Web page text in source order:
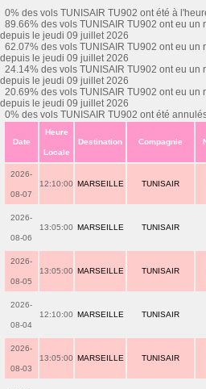
0% des vols TUNISAIR TU902 ont été à
89.66% des vols TUNISAIR TU902 ont eu un
depuis le jeudi 09 juillet 2026
62.07% des vols TUNISAIR TU902 ont eu un
depuis le jeudi 09 juillet 2026
24.14% des vols TUNISAIR TU902 ont eu un
depuis le jeudi 09 juillet 2026
20.69% des vols TUNISAIR TU902 ont eu un
depuis le jeudi 09 juillet 2026
0% des vols TUNISAIR TU902 ont été
Date
Heure
Locale
Destination Compagnie
2026-
08-07
12:10:00 MARSEILLE TUNISAIR
2026-
08-06
13:05:00 MARSEILLE TUNISAIR
2026-
08-05
13:05:00 MARSEILLE TUNISAIR
2026-
08-04
12:10:00 MARSEILLE TUNISAIR
2026-
08-03
13:05:00 MARSEILLE TUNISAIR